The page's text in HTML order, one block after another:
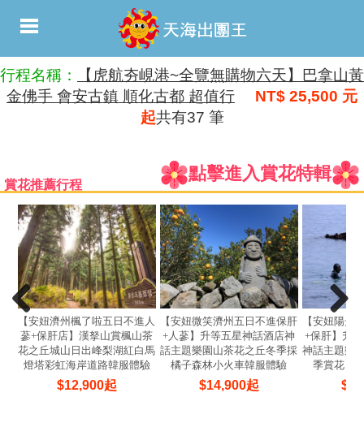
行程名稱：
【虎航夯峴港~全覽無購物六天】巴拿山黃
金佛手 會安古鎮 順化古都 超值行
NT$ 25,500 元
起共有37 筆
賞花推薦行程
點擊進入賞花特輯
【安妞濟州楓了啦五日不進人
蔘+保肝店】漢拏山賞楓山茶
花之丘城山日出峰梨湖紅白馬
燈塔彩虹海岸道路韓服體驗
$12,900起
【安妞微笑濟州五日不進保肝
+人蔘】升等五星神話酒店神
話主題樂園山茶花之丘冬季採
橘子森林小火車韓服體驗
$14,900起
【安妞陽光
+保肝】升
神話主題樂
季賞花｜
$